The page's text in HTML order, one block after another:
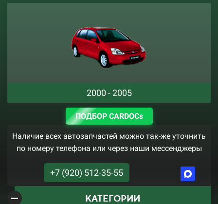
2000 - 2005
ПОДБОР CARDOCs
Наличие всех автозапчастей можно так-же уточнить
по номеру телефона или через наши мессенджеры
+7 (920) 512-35-55
КАТЕГОРИИ